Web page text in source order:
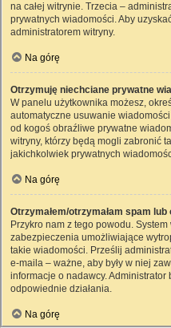
na całej witrynie. Trzecia –
prywatnych wiadomości. Aby
administratorem witryny.
Na górę
Otrzymuję niechciane prywatne
W panelu użytkownika możesz,
automatyczne usuwanie
od kogoś obraźliwe prywatne
witryny, którzy będą mogli zabronić
jakichkolwiek prywatnych
Na górę
Otrzymałem/otrzymałam spam
Przykro nam z tego powodu.
zabezpieczenia umożliwiające
takie wiadomości. Prześlij
e-maila – ważne, aby były w niej
informacje o nadawcy. Administrator
odpowiednie działania.
Na górę